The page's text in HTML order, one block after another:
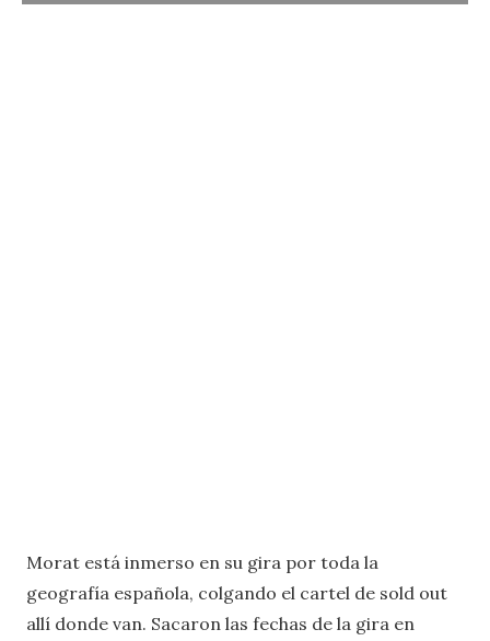
Morat está inmerso en su gira por toda la
geografía española, colgando el cartel de sold out
allí donde van. Sacaron las fechas de la gira en